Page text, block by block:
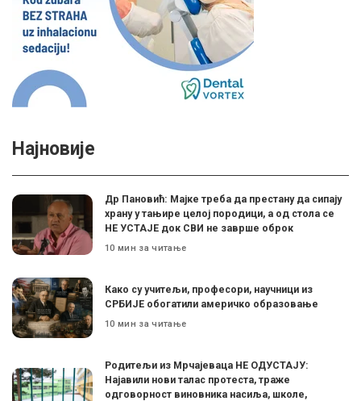
Најновије
Др Пановић: Мајке треба да престану да сипају
храну у тањире целој породици, а од стола се
НЕ УСТАЈЕ док СВИ не заврше оброк
10 мин за читање
Како су учитељи, професори, научници из
СРБИЈЕ обогатили америчко образовање
10 мин за читање
Родитељи из Мрчајеваца НЕ ОДУСТАЈУ:
Најавили нови талас протеста, траже
одговорност виновника насиља, школе,